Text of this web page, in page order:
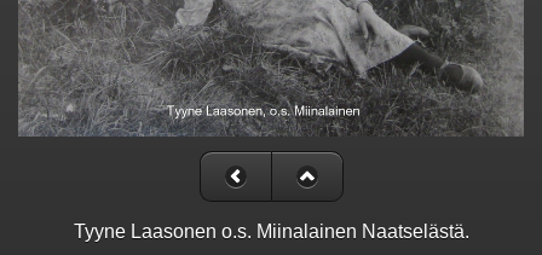
Tyyne Laasonen o.s. Miinalainen Naatselästä.